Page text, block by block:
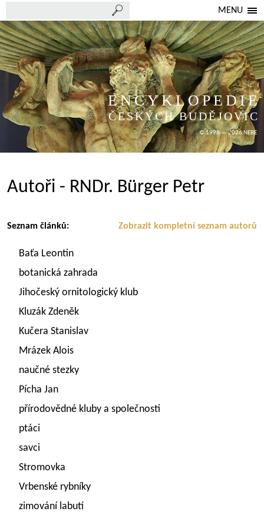
MENU
ENCYKLOPEDIE
ČESKÝCH BUDĚJOVIC
© 1998 — 2026 NEBE
Autoři - RNDr. Bürger Petr
Zobrazit kompletní seznam autorů
Seznam článků:
Baťa Leontin
botanická zahrada
Jihočeský ornitologický klub
Kluzák Zdeněk
Kučera Stanislav
Mrázek Alois
naučné stezky
Pícha Jan
přírodovědné kluby a společnosti
ptáci
savci
Stromovka
Vrbenské rybníky
zimování labutí